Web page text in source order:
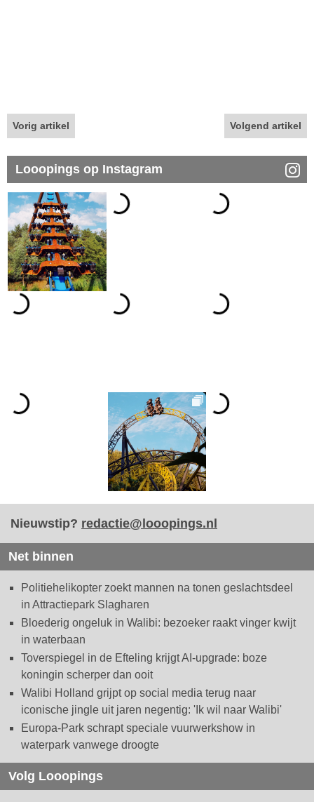
Vorig artikel Volgend artikel
Looopings op Instagram
Nieuwstip? redactie@looopings.nl
Net binnen
Politiehelikopter zoekt mannen na tonen geslachtsdeel
in Attractiepark Slagharen
Bloederig ongeluk in Walibi: bezoeker raakt vinger kwijt
in waterbaan
Toverspiegel in de Efteling krijgt AI-upgrade: boze
koningin scherper dan ooit
Walibi Holland grijpt op social media terug naar
iconische jingle uit jaren negentig: 'Ik wil naar Walibi'
Europa-Park schrapt speciale vuurwerkshow in
waterpark vanwege droogte
Volg Looopings